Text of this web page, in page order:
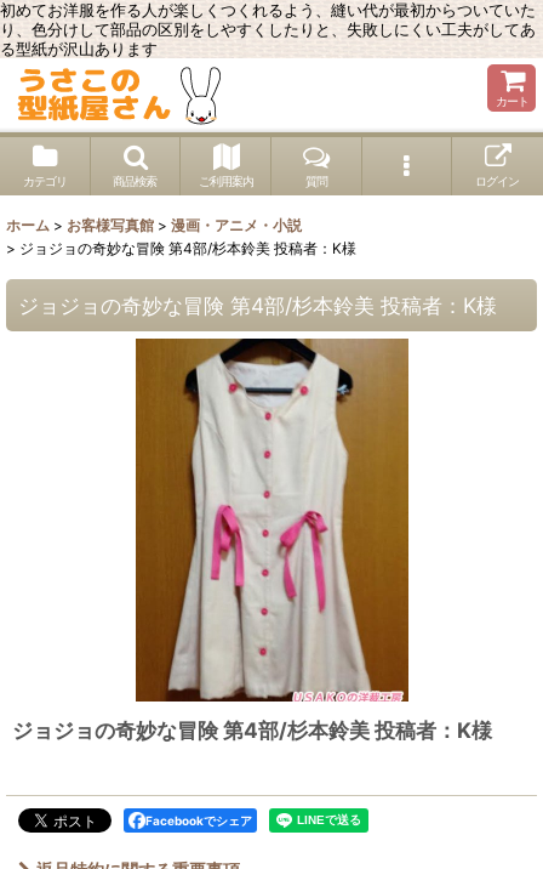
初めてお洋服を作る人が楽しくつくれるよう、縫い代が最初からついていた
り、色分けして部品の区別をしやすくしたりと、失敗しにくい工夫がしてあ
る型紙が沢山あります
カート
カテゴリ 商品検索 ご利用案内 質問 ログイン
ホーム > お客様写真館 > 漫画・アニメ・小説
> ジョジョの奇妙な冒険 第4部/杉本鈴美 投稿者：K様
ジョジョの奇妙な冒険 第4部/杉本鈴美 投稿者：K様
ジョジョの奇妙な冒険 第4部/杉本鈴美 投稿者：K様
Facebookでシェア